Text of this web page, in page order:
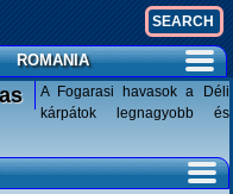
ROMANIA
A Fogarasi havasok a Déli
kárpátok legnagyobb és